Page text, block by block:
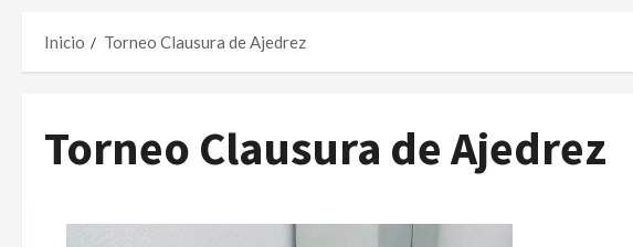
Inicio Torneo Clausura de Ajedrez
Torneo Clausura de Ajedrez